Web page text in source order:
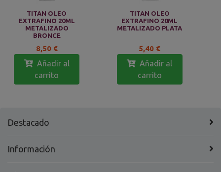
TITAN OLEO
EXTRAFINO 20ML
METALIZADO
BRONCE
8,50 €
Añadir al
carrito
TITAN OLEO
EXTRAFINO 20ML
METALIZADO PLATA
5,40 €
Añadir al
carrito
Destacado
Información